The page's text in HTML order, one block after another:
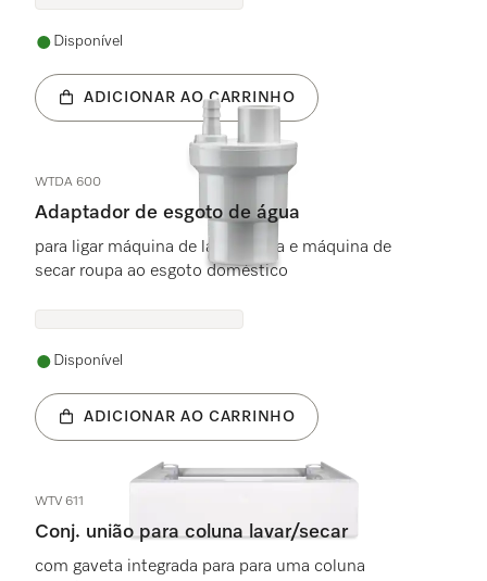
Disponível
ADICIONAR AO CARRINHO
WTDA 600
Adaptador de esgoto de água
para ligar máquina de lavar roupa e máquina de
secar roupa ao esgoto doméstico
Disponível
ADICIONAR AO CARRINHO
WTV 611
Conj. união para coluna lavar/secar
com gaveta integrada para para uma coluna